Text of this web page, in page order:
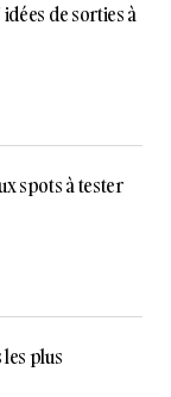
idées de sorties à
spots à tester
les plus